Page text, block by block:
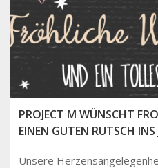
PROJECT M WÜNSCHT
EINEN GUTEN RUTSCH
Unsere